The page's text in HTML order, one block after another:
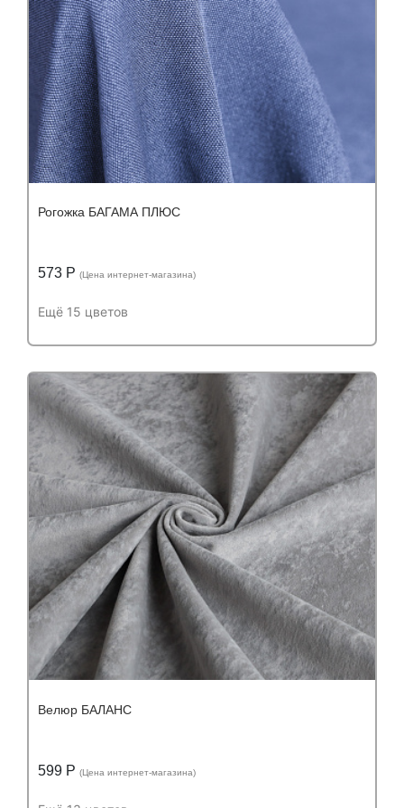
Рогожка БАГАМА ПЛЮС
573 Р (Цена интернет-магазина)
Ещё 15 цветов
Устойчивость к истиранию:
Состав:
Устойчивость к истиранию:более 100 000
циклов
Состав:полиэстер (PES) 100%
Велюр БАЛАНС
599 Р (Цена интернет-магазина)